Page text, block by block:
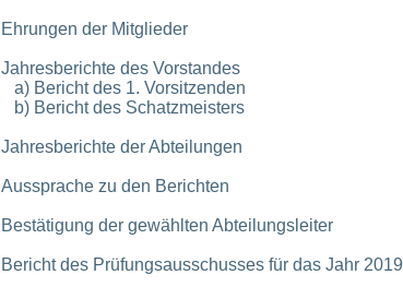
Ehrungen der Mitglieder
Jahresberichte des Vorstandes
a) Bericht des 1. Vorsitzenden
b) Bericht des Schatzmeisters
Jahresberichte der Abteilungen
Aussprache zu den Berichten
Bestätigung der gewählten Abteilungsleiter
Bericht des Prüfungsausschusses für das Jahr 2019